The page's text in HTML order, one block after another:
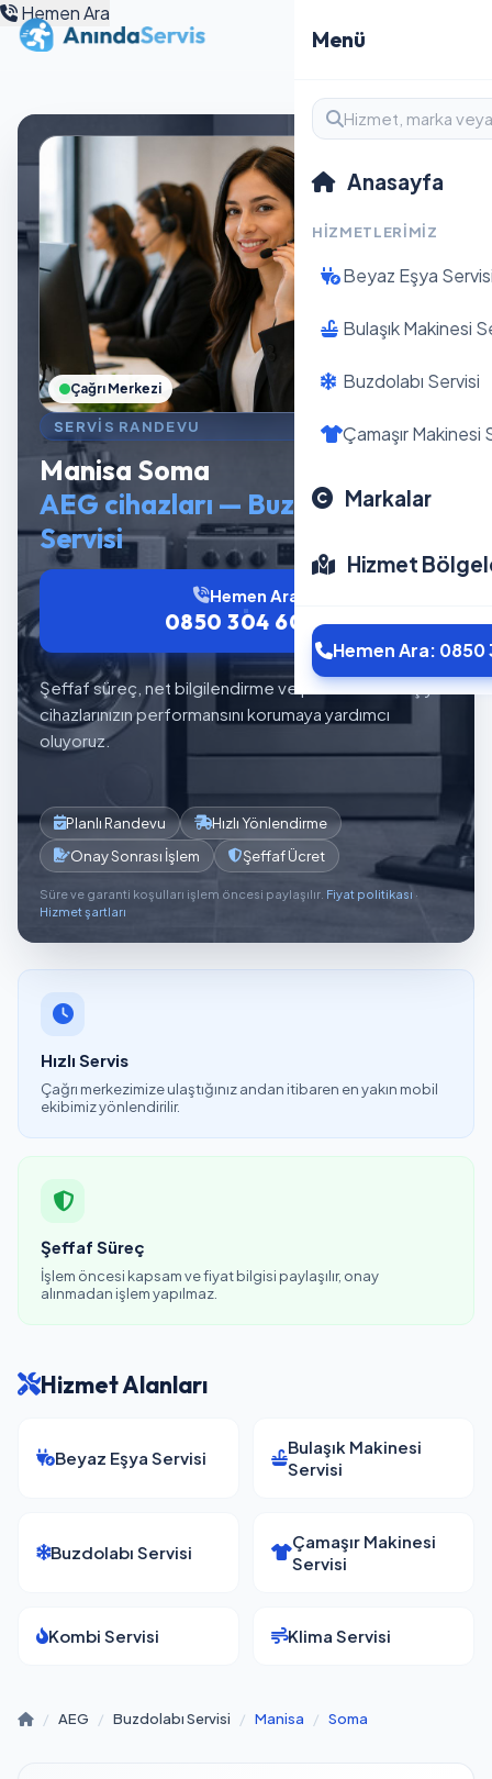
Menü
Anasayfa
HIZMETLERIMIZ
Beyaz Eşya
Bulaşık Makinesi
Buzdolabı Servisi
Çamaşır Makinesi
Markalar
Hizmet
Hemen Ara: 0850
Hemen Ara
SERVIS RANDEVU
Manisa Soma
AEG cihazları — Buzdolabı
Servisi
Şeffaf süreç, net bilgilendirme ve planlı servis akışıyla
cihazlarınızın performansını korumaya yardımcı
oluyoruz.
Hemen Ara
0850 304 6012
Planlı Randevu
Hızlı Yönlendirme
Onay Sonrası İşlem
Şeffaf Ücret
Süre ve garanti koşulları işlem öncesi paylaşılır. Fiyat politikası ·
Hizmet şartları
Çağrı Merkezi
Hızlı Servis
Çağrı merkezimize ulaştığınız andan itibaren en yakın mobil
ekibimiz yönlendirilir.
Şeffaf Süreç
İşlem öncesi kapsam ve fiyat bilgisi paylaşılır, onay
alınmadan işlem yapılmaz.
Hizmet Alanları
Beyaz Eşya Servisi
Bulaşık Makinesi
Servisi
Buzdolabı Servisi
Çamaşır Makinesi
Servisi
Kombi Servisi Klima Servisi
/ AEG / Buzdolabı Servisi / Manisa / Soma